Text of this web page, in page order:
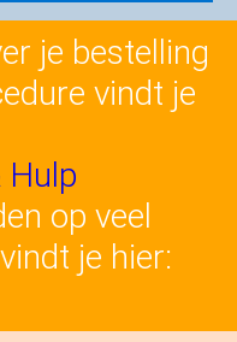
je bestelling
vindt je
Hulp
op veel
je hier: